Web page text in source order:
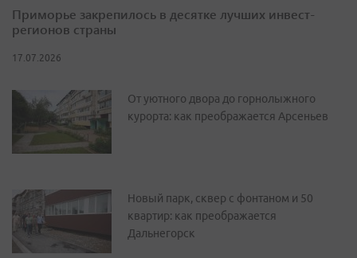
Приморье закрепилось в десятке лучших инвест-
регионов страны
17.07.2026
От уютного двора до горнолыжного
курорта: как преображается Арсеньев
Новый парк, сквер с фонтаном и 50
квартир: как преображается
Дальнегорск